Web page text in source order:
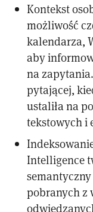
Kontekst
możliwość
kalendarza,
aby
na
pytającej,
ustaliła na
tekstowych i
Intelligence
pobranych z